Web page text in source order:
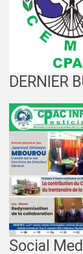
DERNIER
Social